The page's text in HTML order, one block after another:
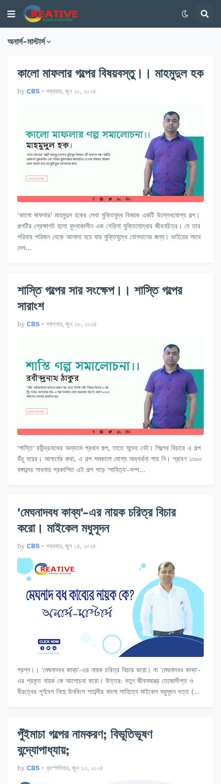
অনার্স-মাস্টার্স
কালো মাফলার গল্পের বিষয়বস্তু।। মাহমুদুল হক
by CBS • শুক্রবার, জুন ২১, ২০২৪
‘কালো মাফলার’ মাহমুদুল হকের লেখা মুক্তিযুদ্ধ বিষয়ক একটি উল্লেখযোগ্য গল্প।
গল্পটির প্রেক্ষাপট হলো যুদ্ধাকালীন এক গেরিলা মুক্তিযোদ্ধার জীবনচিত্র। যে তার
পরিবার পরিজন থেকে আলাদা হয়ে যায় ‍মুক্তিযুদ্ধে যোগদানের জন্য। ভাইয়ের সাথে
দেখ…
শাস্তি গল্পের সার সংক্ষেপ।। শাস্তি গল্পের
সারাংশ
by CBS • মঙ্গলবার, জুন ১৮, ২০২৪
'শাস্তি' রবীন্দ্রনাথের অন্যতম প্রধান গল্প, তাতে সন্দেহ নেই। শিল্পের বিচারে এ গল্প
উঁচু দরের। আশ্চর্যের কথা, এ গল্প সমকালে যোগ্য অভ্যর্থনা পায় নি। শ্রাবণ ১৩০০
বঙ্গাব্দের সাধনায় প্রকাশিত এই গল্প পড়ে 'সাহিত্য'-সম্প…
'মেঘনাদবধ কাব্য'-এর নায়ক চরিত্র বিচার
করো। মাইকেল মধুসূদন
by CBS • শুক্রবার, জুন ১৪, ২০২৪
প্রশ্ন।। 'মেঘনাদবধ কাব্য'-এর নায়ক চরিত্র বিচার করো। বা 'মেঘনাদবধ কাব্য'-
এর প্রকৃত নায়ক কে আলোচনা করো। উত্তর: নতুন জীবনমন্ত্রে তেজোদীপ্ত ও
বীরত্বের পূর্ণবেগ নিয়ে উনবিংশ শতাব্দীর বাংলা সাহিত্যে মাইকেল মধুসূদন দত্ত (…
পুঁইমাচা গল্পের নামকরণ; বিভূতিভূষণ
বন্দ্যোপাধ্যায়;
by CBS • বৃহস্পতিবার, জুন ১৩, ২০২৪